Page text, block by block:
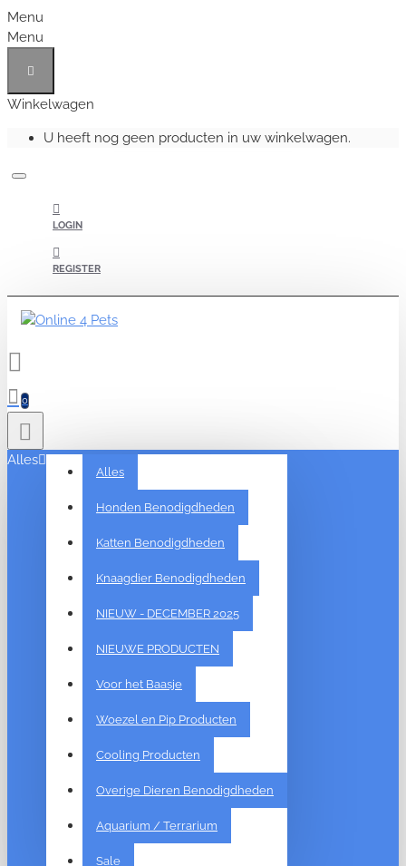
Menu
Menu
Winkelwagen
U heeft nog geen producten in uw winkelwagen.
LOGIN
REGISTER
0
Alles
Alles
Honden Benodigdheden
Katten Benodigdheden
Knaagdier Benodigdheden
NIEUW - DECEMBER 2025
NIEUWE PRODUCTEN
Voor het Baasje
Woezel en Pip Producten
Cooling Producten
Overige Dieren Benodigdheden
Aquarium / Terrarium
Sale